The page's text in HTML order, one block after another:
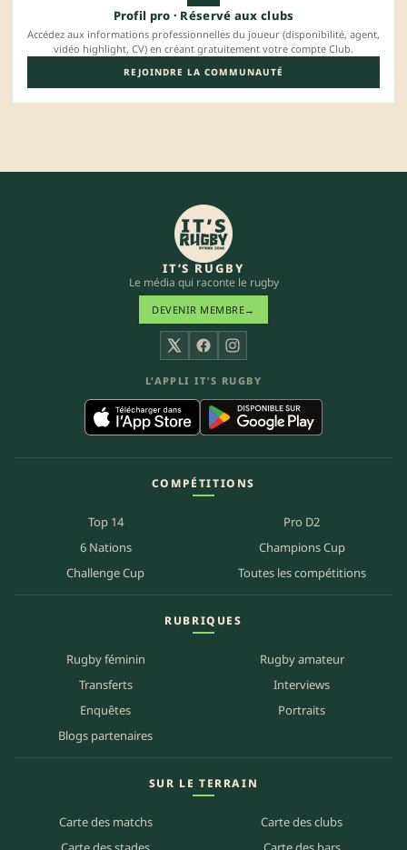
Profil pro · Réservé aux clubs
Accédez aux informations professionnelles du joueur (disponibilité, agent,
vidéo highlight, CV) en créant gratuitement votre compte Club.
REJOINDRE LA COMMUNAUTÉ
IT’S RUGBY
Le média qui raconte le rugby
DEVENIR MEMBRE→
X FacebookInstagram
L’APPLI IT’S RUGBY
COMPÉTITIONS
Top 14
Pro D2
6 Nations
Champions Cup
Challenge Cup
Toutes les compétitions
RUBRIQUES
Rugby féminin
Rugby amateur
Transferts
Interviews
Enquêtes
Portraits
Blogs partenaires
SUR LE TERRAIN
Carte des matchs
Carte des clubs